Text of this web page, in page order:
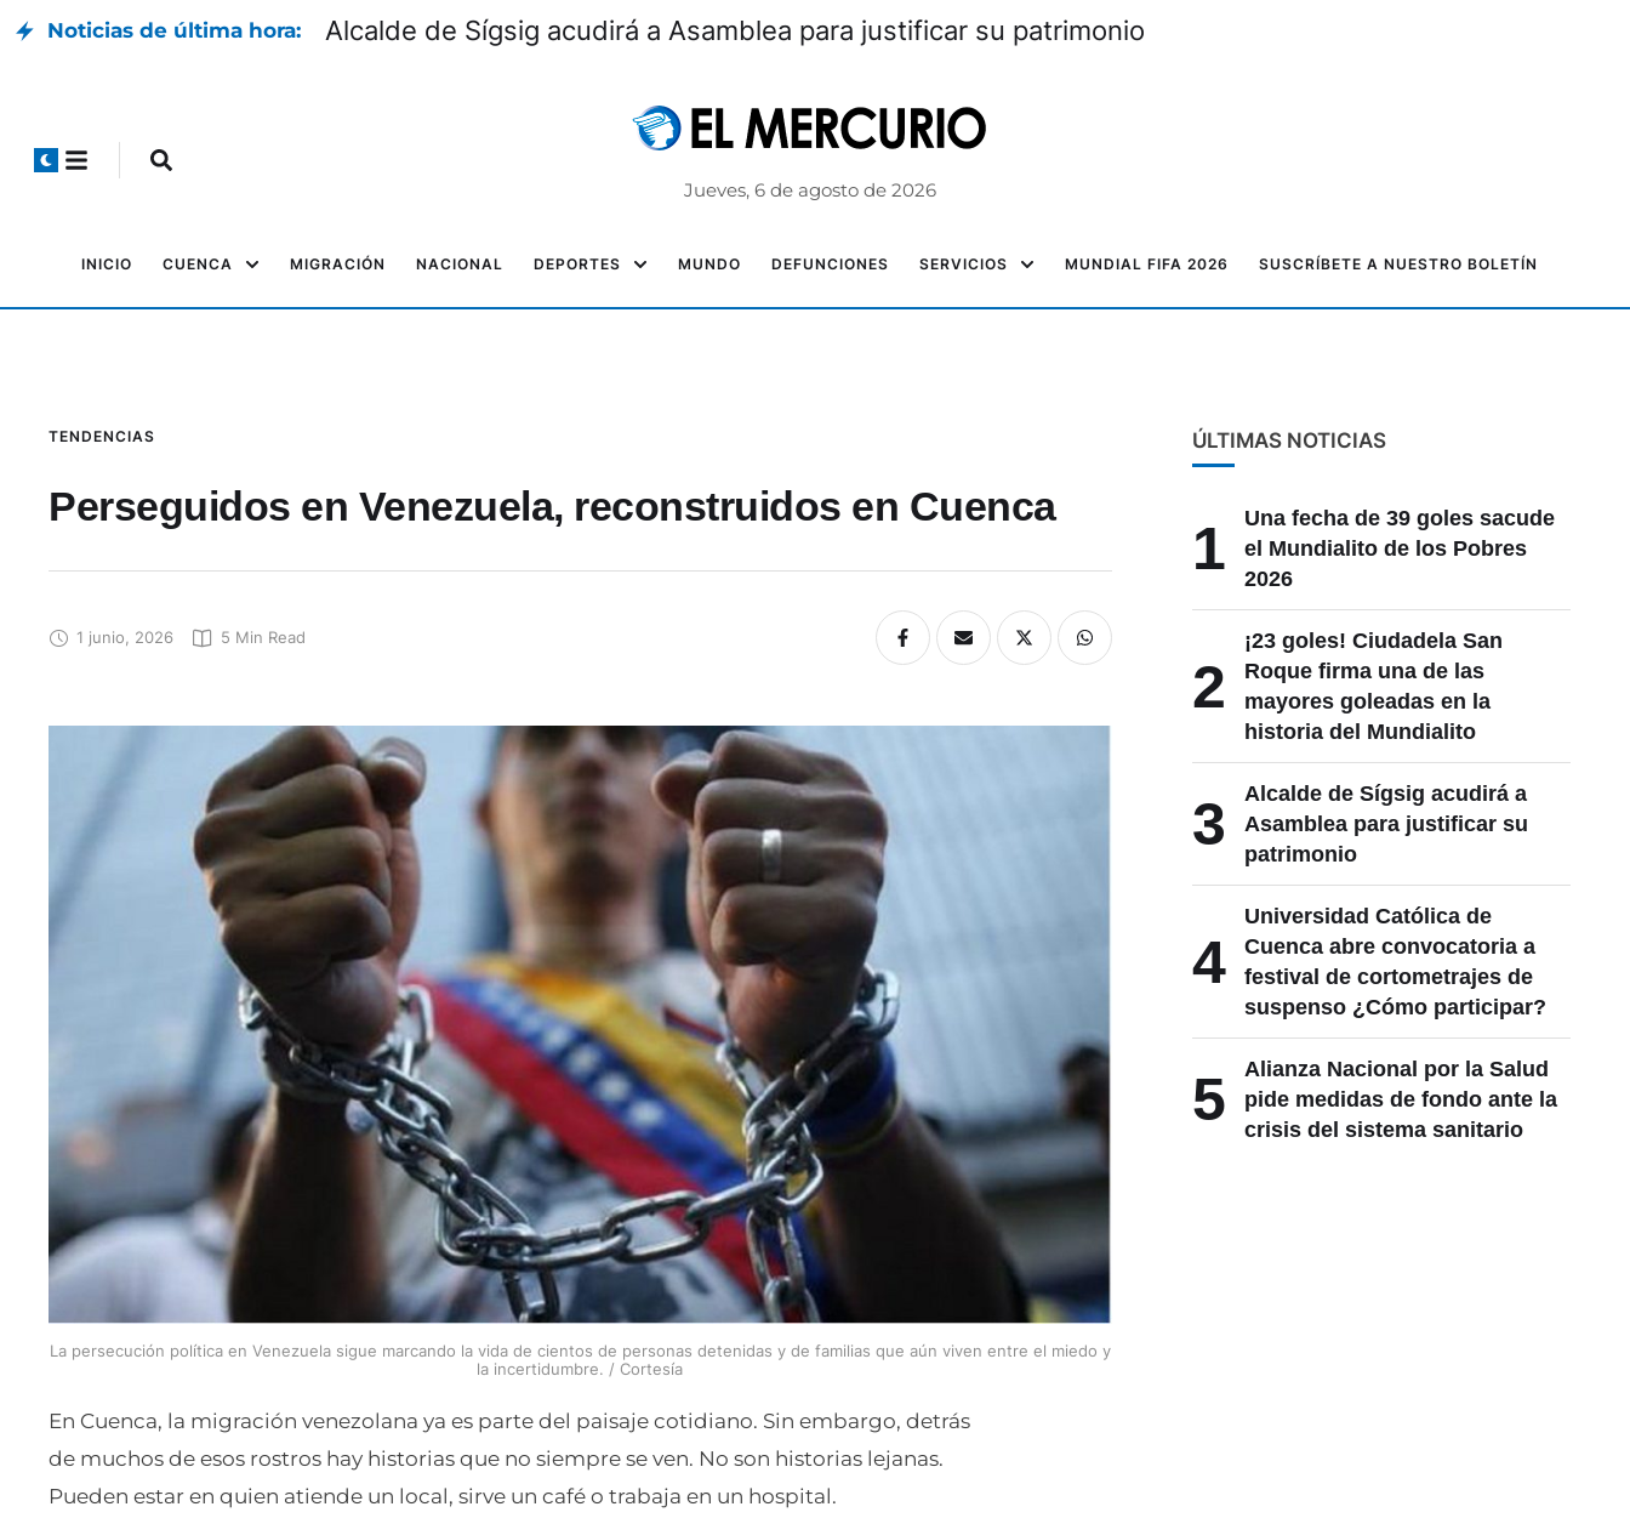
Noticias de última hora: Alcalde de Sígsig acudirá a Asamblea para justificar su patrimonio
Jueves, 6 de agosto de 2026
INICIO CUENCA MIGRACIÓN NACIONAL DEPORTES MUNDO DEFUNCIONES SERVICIOS MUNDIAL FIFA 2026 SUSCRÍBETE A NUESTRO BOLETÍN
TENDENCIAS
Perseguidos en Venezuela, reconstruidos en Cuenca
1 junio, 2026 5 Min Read
La persecución política en Venezuela sigue marcando la vida de cientos de personas detenidas y de familias que aún viven entre el miedo y
la incertidumbre. / Cortesía
En Cuenca, la migración venezolana ya es parte del paisaje cotidiano. Sin embargo, detrás
de muchos de esos rostros hay historias que no siempre se ven. No son historias lejanas.
Pueden estar en quien atiende un local, sirve un café o trabaja en un hospital.
ÚLTIMAS NOTICIAS
1
Una fecha de 39 goles sacude
el Mundialito de los Pobres
2026
2
¡23 goles! Ciudadela San
Roque firma una de las
mayores goleadas en la
historia del Mundialito
3
Alcalde de Sígsig acudirá a
Asamblea para justificar su
patrimonio
4
Universidad Católica de
Cuenca abre convocatoria a
festival de cortometrajes de
suspenso ¿Cómo participar?
5
Alianza Nacional por la Salud
pide medidas de fondo ante la
crisis del sistema sanitario